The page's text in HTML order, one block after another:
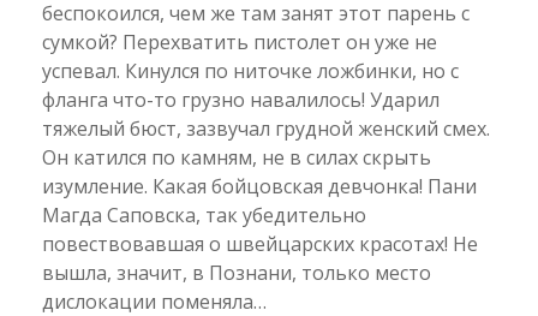
беспокоился, чем же там занят этот парень с
сумкой? Перехватить пистолет он уже не
успевал. Кинулся по ниточке ложбинки, но с
фланга что-то грузно навалилось! Ударил
тяжелый бюст, зазвучал грудной женский смех.
Он катился по камням, не в силах скрыть
изумление. Какая бойцовская девчонка! Пани
Магда Саповска, так убедительно
повествовавшая о швейцарских красотах! Не
вышла, значит, в Познани, только место
дислокации поменяла…